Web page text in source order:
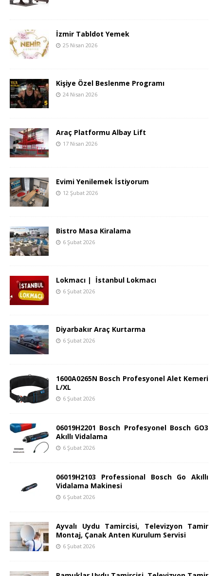
İzmir Tabldot Yemek
25 Nisan 2026
Kişiye Özel Beslenme Programı
24 Nisan 2026
Araç Platformu Albay Lift
17 Nisan 2026
Evimi Yenilemek İstiyorum
12 Şubat 2026
Bistro Masa Kiralama
6 Şubat 2026
Lokmacı | İstanbul Lokmacı
6 Şubat 2026
Diyarbakır Araç Kurtarma
6 Şubat 2026
1600A0265N Bosch Profesyonel Alet Kemeri
L/XL
6 Şubat 2026
06019H2201 Bosch Profesyonel Bosch GO3
Akıllı Vidalama
6 Şubat 2026
06019H2103 Professional Bosch Go Akıllı
Vidalama Makinesi
6 Şubat 2026
Ayvalı Uydu Tamircisi, Televizyon Tamir
Montaj, Çanak Anten Kurulum Servisi
6 Şubat 2026